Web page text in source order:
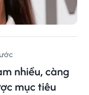
nhiều, càng
mục tiêu